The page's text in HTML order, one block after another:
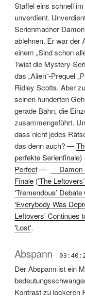
Staffel eins schnell
unverdient.
Serienmacher
ablehnen. Er war der
einem „Sind schon
Twist die Mystery-
das „Alien“-Prequel
Ridley Scotts. Aber
seinen hunderten
gerade Bahn, die
zusammengeführt.
dass nicht jedes
das denn auch?—
perfekte Serienfinale
Perfect—
Damon
Finale (‘The
‘Tremendous’
‘Everybody Was
Leftovers' Continues
'Lost'.
Abspann
Der Abspann ist ein
Kontrast zu lockeren